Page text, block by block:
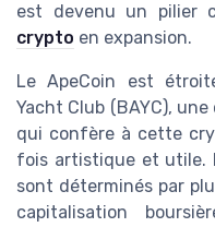
est devenu un pilier
crypto en expansion.
Le ApeCoin est
Yacht Club (BAYC),
qui confère à cette
fois artistique et utile.
sont déterminés par
capitalisation